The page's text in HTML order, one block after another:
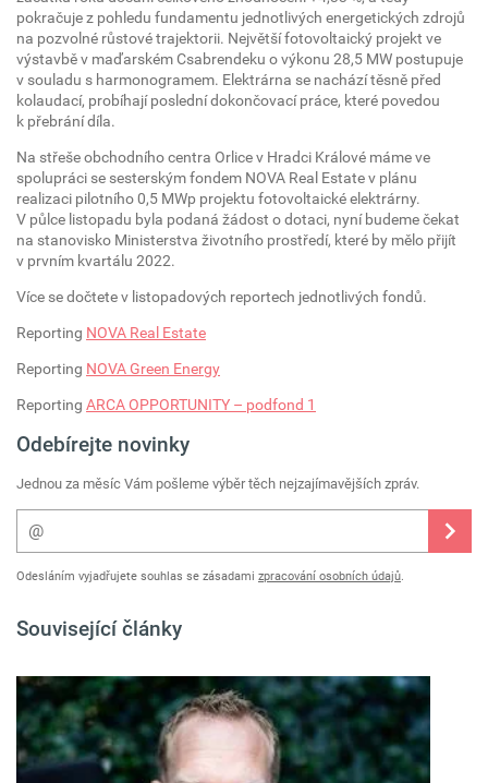
pokračuje z pohledu fundamentu jednotlivých energetických zdrojů
na pozvolné růstové trajektorii. Největší fotovoltaický projekt ve
výstavbě v maďarském Csabrendeku o výkonu 28,5 MW postupuje
v souladu s harmonogramem. Elektrárna se nachází těsně před
kolaudací, probíhají poslední dokončovací práce, které povedou
k přebrání díla.
Na střeše obchodního centra Orlice v Hradci Králové máme ve
spolupráci se sesterským fondem NOVA Real Estate v plánu
realizaci pilotního 0,5 MWp projektu fotovoltaické elektrárny.
V půlce listopadu byla podaná žádost o dotaci, nyní budeme čekat
na stanovisko Ministerstva životního prostředí, které by mělo přijít
v prvním kvartálu 2022.
Více se dočtete v listopadových reportech jednotlivých fondů.
Reporting NOVA Real Estate
Reporting NOVA Green Energy
Reporting ARCA OPPORTUNITY – podfond 1
Odebírejte novinky
Jednou za měsíc Vám pošleme výběr těch nejzajímavějších zpráv.
Odesláním vyjadřujete souhlas se zásadami zpracování osobních údajů.
Související články